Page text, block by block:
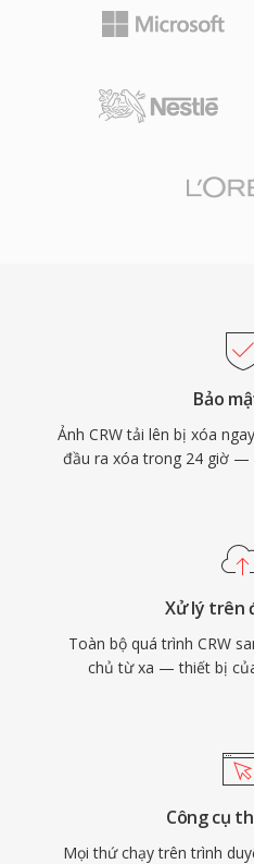
Bảo
Ảnh CRW tải lên bị xóa
đầu ra xóa trong 24 giờ —
Xử lý trên
Toàn bộ quá trình CRW
chủ từ xa — thiết bị
Công cụ
Mọi thứ chạy trên trình